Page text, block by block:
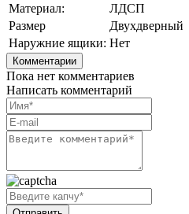
Материал:
ЛДСП
Размер
Двухдверный
Наружние ящики: Нет
Комментарии
Пока нет комментариев
Написать комментарий